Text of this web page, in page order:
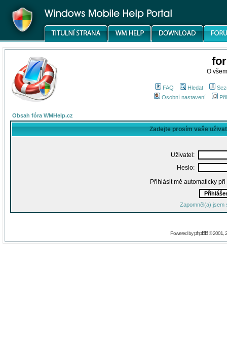
O
FAQ Hledat
Osobní nastavení
Obsah fóra WMHelp.cz
Zadejte prosím vaše
Uživatel:
Heslo:
Přihlásit mě automaticky
Zapomněl(a) jsem
Powered byphpBB© 2001,